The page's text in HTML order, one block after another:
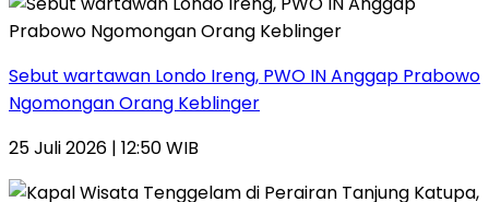
Sebut wartawan Londo Ireng, PWO IN Anggap Prabowo
Ngomongan Orang Keblinger
25 Juli 2026 | 12:50 WIB